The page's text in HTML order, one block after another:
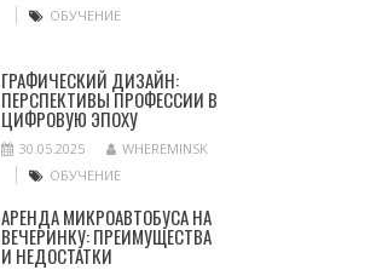
ОБУЧЕНИЕ
ГРАФИЧЕСКИЙ ДИЗАЙН:
ПЕРСПЕКТИВЫ ПРОФЕССИИ В
ЦИФРОВУЮ ЭПОХУ
30.05.2025
WHEREMINSK
ОБУЧЕНИЕ
АРЕНДА МИКРОАВТОБУСА НА
ВЕЧЕРИНКУ: ПРЕИМУЩЕСТВА
И НЕДОСТАТКИ